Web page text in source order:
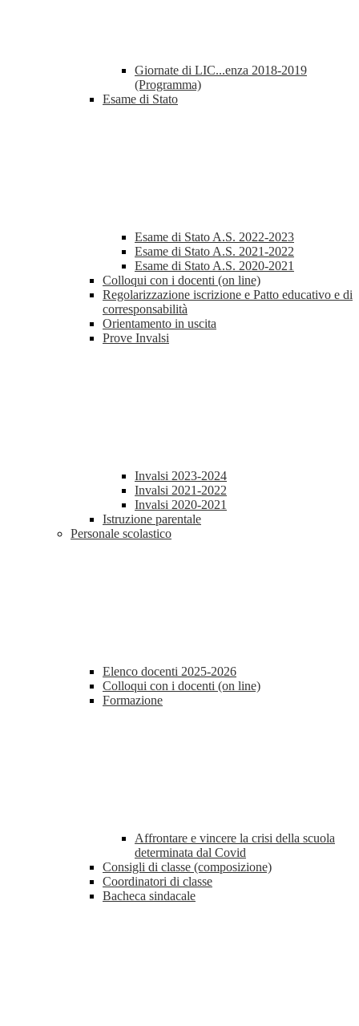
Giornate di LIC...enza 2018-2019
(Programma)
Esame di Stato
Esame di Stato A.S. 2022-2023
Esame di Stato A.S. 2021-2022
Esame di Stato A.S. 2020-2021
Colloqui con i docenti (on line)
Regolarizzazione iscrizione e Patto educativo e di
corresponsabilità
Orientamento in uscita
Prove Invalsi
Invalsi 2023-2024
Invalsi 2021-2022
Invalsi 2020-2021
Istruzione parentale
Personale scolastico
Elenco docenti 2025-2026
Colloqui con i docenti (on line)
Formazione
Affrontare e vincere la crisi della scuola
determinata dal Covid
Consigli di classe (composizione)
Coordinatori di classe
Bacheca sindacale